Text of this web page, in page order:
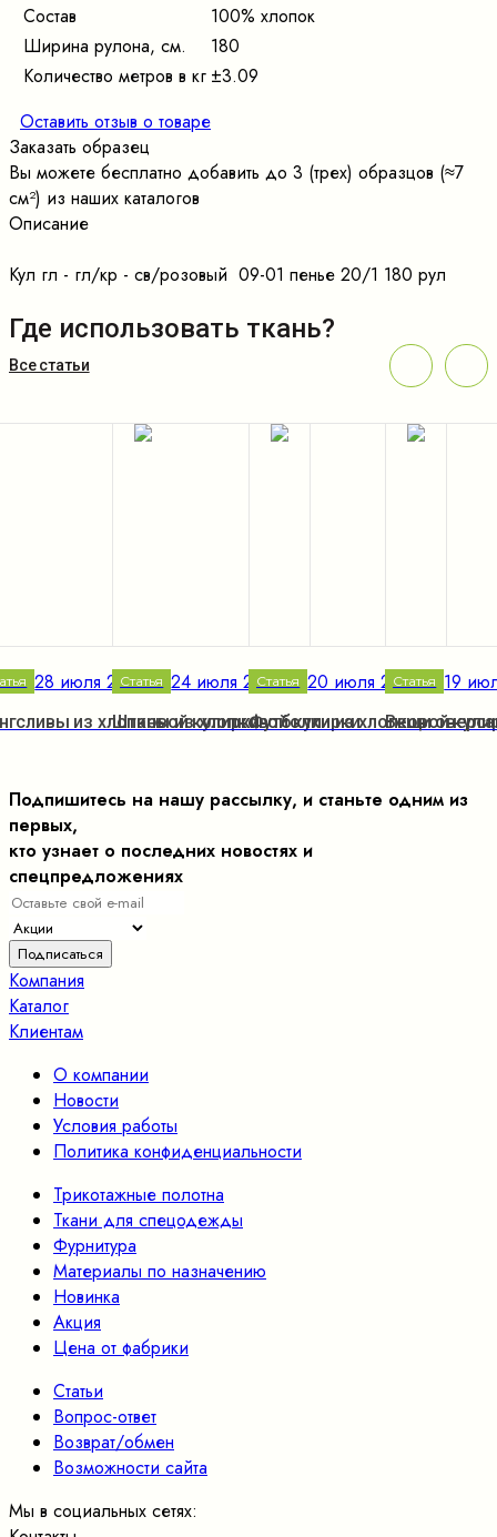
Состав
100% хлопок
Ширина рулона, см.
180
Количество метров в кг ±3.09
Оставить отзыв о товаре
Заказать образец
Вы можете бесплатно добавить до 3 (трех) образцов (≈7
cм²) из наших каталогов
Описание
Кул гл - гл/кр - св/розовый 09-01 пенье 20/1 180 рул
Где использовать ткань?
Все статьи
28 июля 2023 г.
из хлопковой кулирки
Статья 24 июля 2023 г.
Штаны из хлопковой кулирки
Статья 20 июля 2023 г.
Футболки из хлопковой
Статья 19
Вещи
Подпишитесь на нашу рассылку, и станьте одним из
первых,
кто узнает о последних новостях и
спецпредложениях
Компания
Каталог
Клиентам
О компании
Новости
Условия работы
Политика конфиденциальности
Трикотажные полотна
Ткани для спецодежды
Фурнитура
Материалы по назначению
Новинка
Акция
Цена от фабрики
Статьи
Вопрос-ответ
Возврат/обмен
Возможности сайта
Мы в социальных сетях: